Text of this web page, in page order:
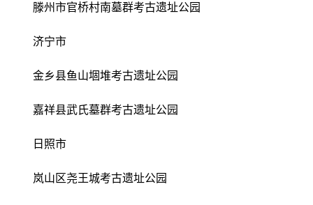
滕州市官桥村南墓群考古遗址公园
济宁市
金乡县鱼山堌堆考古遗址公园
嘉祥县武氏墓群考古遗址公园
日照市
岚山区尧王城考古遗址公园